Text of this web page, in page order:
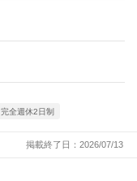
完全週休2日制
掲載終了日：2026/07/13